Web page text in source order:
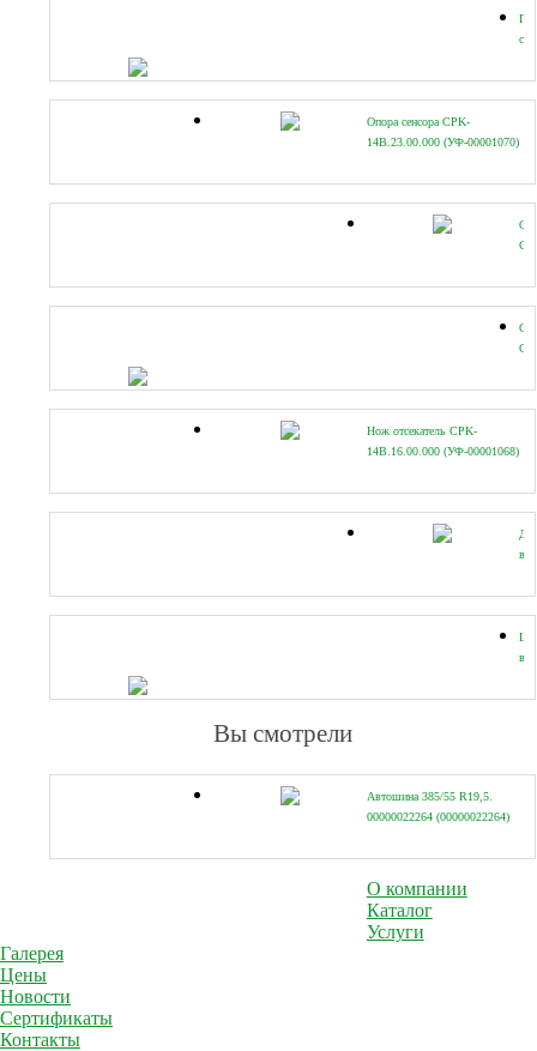
01
Опора сенсора CPK-
14B.23.00.000 (УФ-00001070)
Нож отсекатель CPK-
14B.16.00.000 (УФ-00001068)
в
в
Вы смотрели
Автошина 385/55 R19,5.
00000022264 (00000022264)
О компании
Каталог
Услуги
Галерея
Цены
Новости
Сертификаты
Контакты